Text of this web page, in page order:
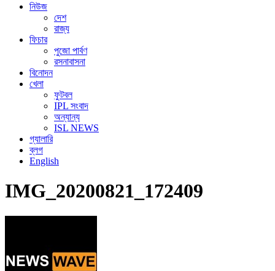
নিউজ
দেশ
রাজ্য
ফিচার
পুজো পার্বণ
রসনাবাসনা
বিনোদন
খেলা
ফুটবল
IPL সংবাদ
অন্যান্য
ISL NEWS
গ্যালারি
ব্লগ
English
IMG_20200821_172409